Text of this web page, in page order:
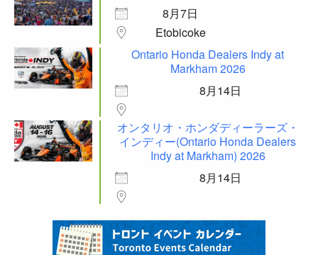
8月7日
Etobicoke
Ontario Honda Dealers Indy at
Markham 2026
8月14日
オンタリオ・ホンダディーラーズ・
インディー(Ontario Honda Dealers
Indy at Markham) 2026
8月14日